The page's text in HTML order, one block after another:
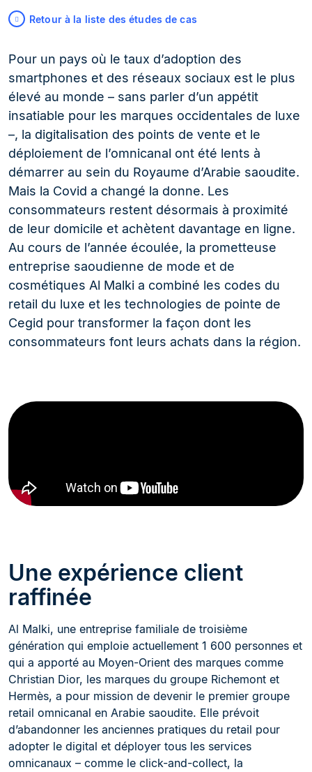
Retour à la liste des études de cas
Pour un pays où le taux d’adoption des
smartphones et des réseaux sociaux est le plus
élevé au monde – sans parler d’un appétit
insatiable pour les marques occidentales de luxe
–, la digitalisation des points de vente et le
déploiement de l’omnicanal ont été lents à
démarrer au sein du Royaume d’Arabie saoudite.
Mais la Covid a changé la donne. Les
consommateurs restent désormais à proximité
de leur domicile et achètent davantage en ligne.
Au cours de l’année écoulée, la prometteuse
entreprise saoudienne de mode et de
cosmétiques Al Malki a combiné les codes du
retail du luxe et les technologies de pointe de
Cegid pour transformer la façon dont les
consommateurs font leurs achats dans la région.
Une expérience client
raffinée
Al Malki, une entreprise familiale de troisième
génération qui emploie actuellement 1 600 personnes et
qui a apporté au Moyen-Orient des marques comme
Christian Dior, les marques du groupe Richemont et
Hermès, a pour mission de devenir le premier groupe
retail omnicanal en Arabie saoudite. Elle prévoit
d’abandonner les anciennes pratiques du retail pour
adopter le digital et déployer tous les services
omnicanaux – comme le click-and-collect, la